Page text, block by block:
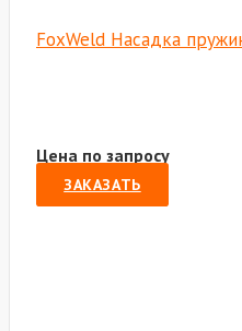
FoxWeld Насадка
Цена по запросу
ЗАКАЗАТЬ